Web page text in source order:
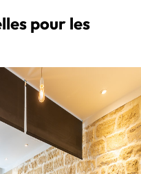
pour les